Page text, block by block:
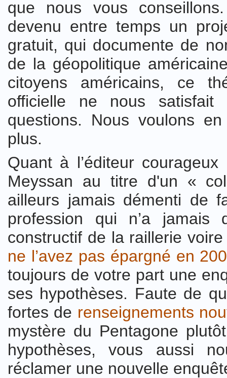
que nous vous
devenu entre temps un
gratuit, qui documente de
de la géopolitique
citoyens américains, ce
officielle ne nous
questions. Nous voulons
plus.
Quant à l’éditeur
Meyssan au titre d'un «
ailleurs jamais démenti de
profession qui n’a jamais
constructif de la raillerie
ne l’avez pas épargné en
toujours de votre part une
ses hypothèses. Faute de
fortes de renseignements
mystère du Pentagone
hypothèses, vous aussi
réclamer une nouvelle